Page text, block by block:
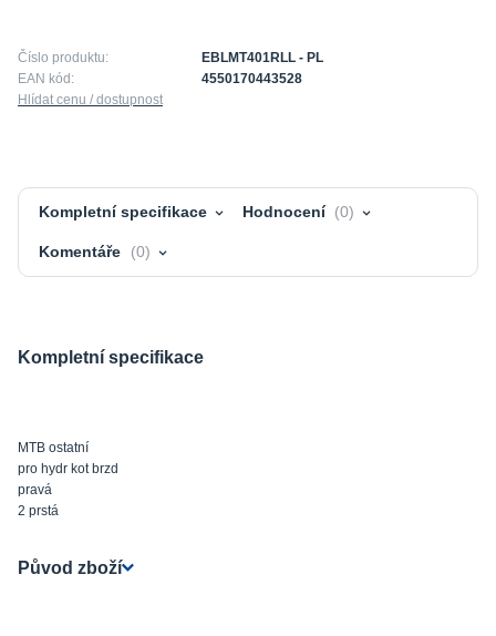
Číslo produktu:
EBLMT401RLL - PL
EAN kód:
4550170443528
Hlídat cenu / dostupnost
Kompletní specifikace Hodnocení 0
Komentáře 0
Kompletní specifikace
MTB ostatní
pro hydr kot brzd
pravá
2 prstá
Původ zboží